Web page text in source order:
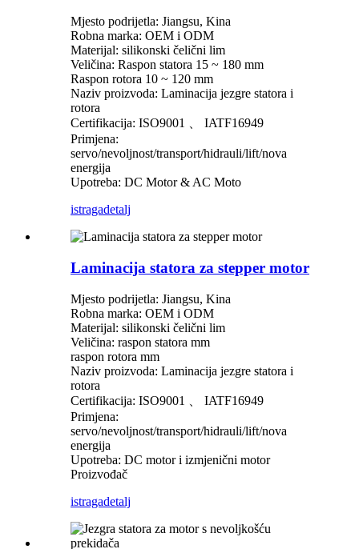
Mjesto podrijetla: Jiangsu, Kina
Robna marka: OEM i ODM
Materijal: silikonski čelični lim
Veličina: Raspon statora 15 ~ 180 mm
Raspon rotora 10 ~ 120 mm
Naziv proizvoda: Laminacija jezgre statora i
rotora
Certifikacija: ISO9001 、 IATF16949
Primjena:
servo/nevoljnost/transport/hidrauli/lift/nova
energija
Upotreba: DC Motor & AC Moto
istragadetalj
Laminacija statora za stepper motor
Mjesto podrijetla: Jiangsu, Kina
Robna marka: OEM i ODM
Materijal: silikonski čelični lim
Veličina: raspon statora mm
raspon rotora mm
Naziv proizvoda: Laminacija jezgre statora i
rotora
Certifikacija: ISO9001 、 IATF16949
Primjena:
servo/nevoljnost/transport/hidrauli/lift/nova
energija
Upotreba: DC motor i izmjenični motor
Proizvođač
istragadetalj